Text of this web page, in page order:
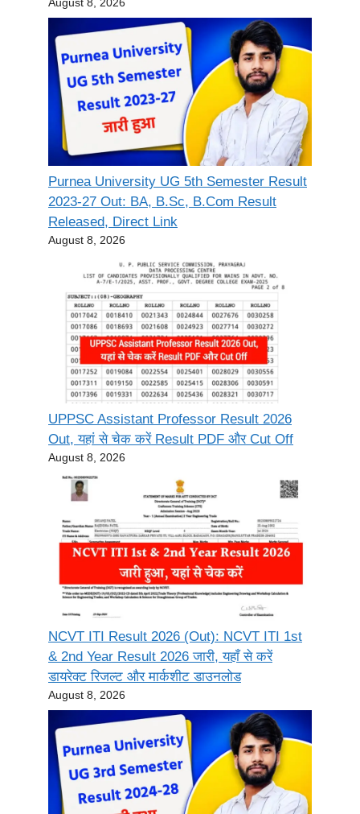
August 8, 2026
Purnea University UG 5th Semester Result
2023-27 Out: BA, B.Sc, B.Com Result
Released, Direct Link
August 8, 2026
UPPSC Assistant Professor Result 2026
Out, यहां से चेक करें Result PDF और Cut Off
August 8, 2026
NCVT ITI Result 2026 (Out): NCVT ITI 1st
& 2nd Year Result 2026 जारी, यहाँ से करें
डायरेक्ट रिजल्ट और मार्कशीट डाउनलोड
August 8, 2026